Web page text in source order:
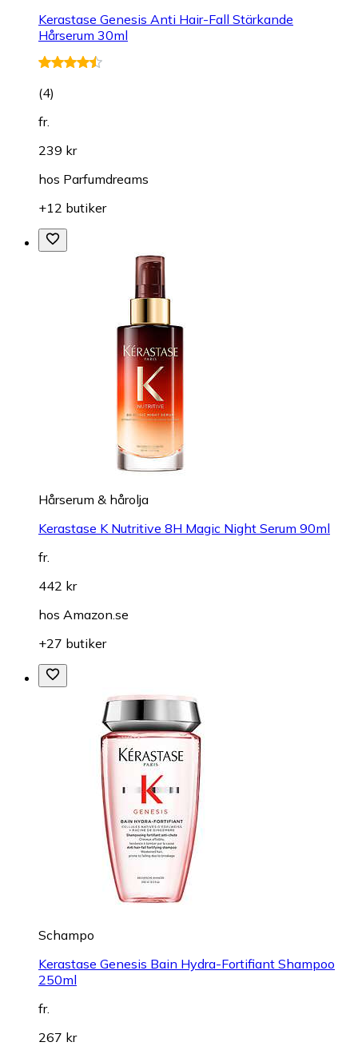
Kerastase Genesis Anti Hair-Fall Stärkande
Hårserum 30ml
(4)
fr.
239 kr
hos Parfumdreams
+12 butiker
Hårserum & hårolja
Kerastase K Nutritive 8H Magic Night Serum 90ml
fr.
442 kr
hos Amazon.se
+27 butiker
Schampo
Kerastase Genesis Bain Hydra-Fortifiant Shampoo
250ml
fr.
267 kr